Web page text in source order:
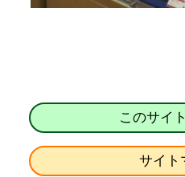
このサイ
サイト